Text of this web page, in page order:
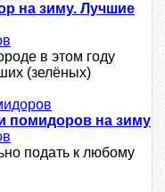
на зиму. Лучшие
в этом году
(зелёных)
помидоров на зиму
подать к любому